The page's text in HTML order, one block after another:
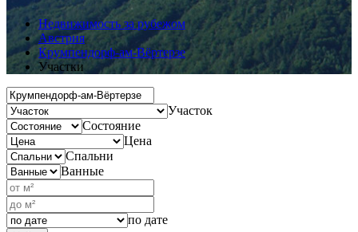
Недвижимость за рубежом
Австрия
Крумпендорф-ам-Вёртерзе
Участки
Участок
Состояние
Цена
Спальни
Ванные
по дате